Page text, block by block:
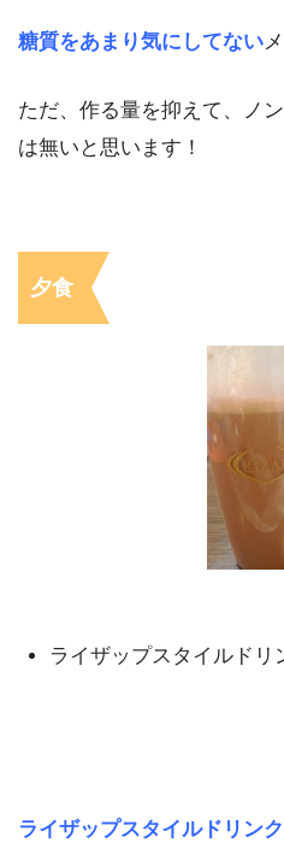
糖質をあまり気にしてない
ただ、作る量を抑えて、ノ
は無いと思います！
夕食
ライザップスタイルドリ
ライザップスタイルドリンク